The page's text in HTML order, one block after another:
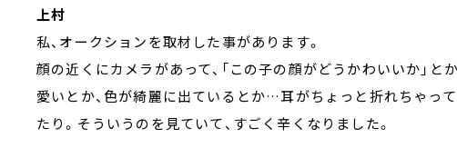
上村
私、オークションを取材した事があります。
顔の近くにカメラがあって、「この子の顔がどうかわいいか」
愛いとか、色が綺麗に出ているとか…耳がちょっと折れちゃっ
たり。そういうのを見ていて、すごく辛くなりました。